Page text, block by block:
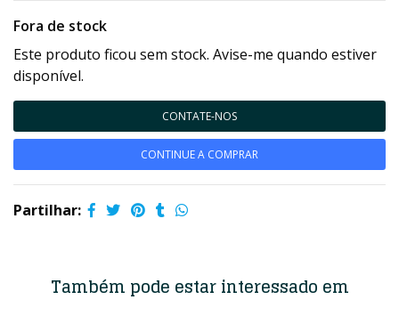
Fora de stock
Este produto ficou sem stock. Avise-me quando estiver
disponível.
CONTATE-NOS
CONTINUE A COMPRAR
Partilhar:
Também pode estar interessado em